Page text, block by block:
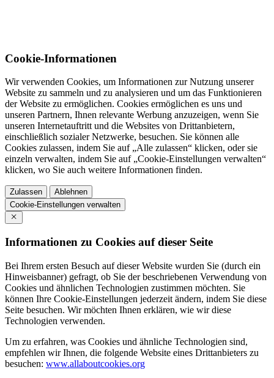
Cookie-Informationen
Wir verwenden Cookies, um Informationen zur Nutzung unserer
Website zu sammeln und zu analysieren und um das Funktionieren
der Website zu ermöglichen. Cookies ermöglichen es uns und
unseren Partnern, Ihnen relevante Werbung anzuzeigen, wenn Sie
unseren Internetauftritt und die Websites von Drittanbietern,
einschließlich sozialer Netzwerke, besuchen. Sie können alle
Cookies zulassen, indem Sie auf „Alle zulassen“ klicken, oder sie
einzeln verwalten, indem Sie auf „Cookie-Einstellungen verwalten“
klicken, wo Sie auch weitere Informationen finden.
Zulassen
Ablehnen
Cookie-Einstellungen verwalten
Informationen zu Cookies auf dieser Seite
Bei Ihrem ersten Besuch auf dieser Website wurden Sie (durch ein
Hinweisbanner) gefragt, ob Sie der beschriebenen Verwendung von
Cookies und ähnlichen Technologien zustimmen möchten. Sie
können Ihre Cookie-Einstellungen jederzeit ändern, indem Sie diese
Seite besuchen. Wir möchten Ihnen erklären, wie wir diese
Technologien verwenden.
Um zu erfahren, was Cookies und ähnliche Technologien sind,
empfehlen wir Ihnen, die folgende Website eines Drittanbieters zu
besuchen: www.allaboutcookies.org